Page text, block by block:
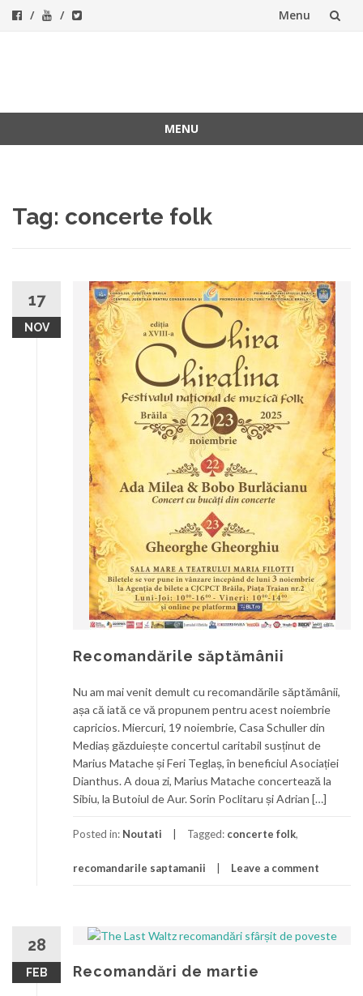
Menu
MENU
Tag: concerte folk
17
NOV
Recomandările săptămânii
Nu am mai venit demult cu recomandările săptămânii,
așa că iată ce vă propunem pentru acest noiembrie
capricios. Miercuri, 19 noiembrie, Casa Schuller din
Mediaș găzduiește concertul caritabil susținut de
Marius Matache și Feri Teglaș, în beneficiul Asociației
Dianthus. A doua zi, Marius Matache concertează la
Sibiu, la Butoiul de Aur. Sorin Poclitaru și Adrian […]
Posted in: Noutati Tagged: concerte folk,
recomandarile saptamanii Leave a comment
28
FEB Recomandări de martie